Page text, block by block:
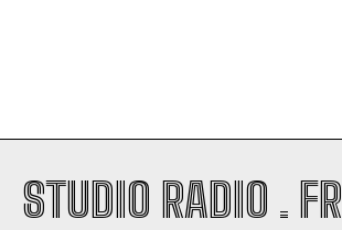
STUDIO RADIO . FR